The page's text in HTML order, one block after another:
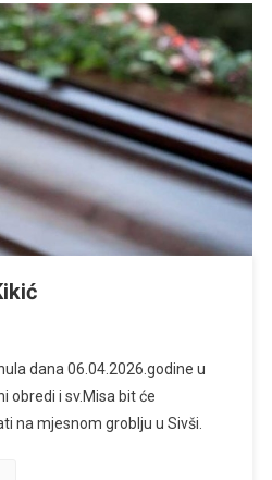
dana 06.04.2026.godine u
obredi i sv.Misa bit će
na mjesnom groblju u Sivši.